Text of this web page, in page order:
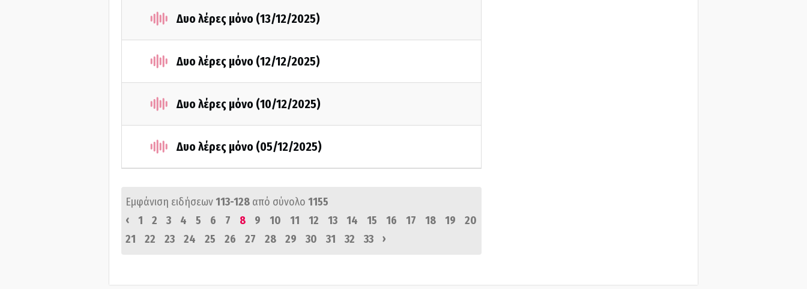
Δυο λέρες μόνο (13/12/2025)
Δυο λέρες μόνο (12/12/2025)
Δυο λέρες μόνο (10/12/2025)
Δυο λέρες μόνο (05/12/2025)
Εμφάνιση ειδήσεων113-128 από σύνολο 1155
‹
1 2 3 4 5 6 7 8 9 10 11 12 13 14 15 16 17 18 19
20
21
22 23 24 25 26 27 28 29 30 31 32 33 ›